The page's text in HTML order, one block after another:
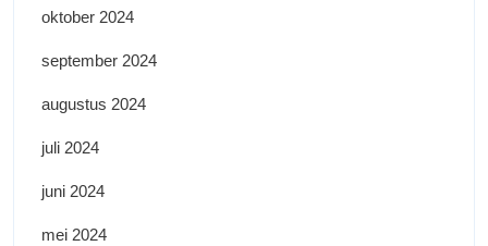
oktober 2024
september 2024
augustus 2024
juli 2024
juni 2024
mei 2024